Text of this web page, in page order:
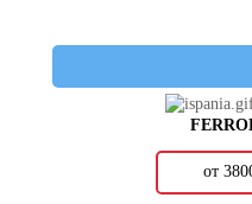
от